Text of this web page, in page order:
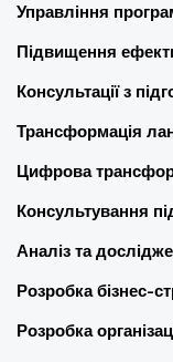
Управління
Підвищення
Консультації з
Трансформація
Цифрова
Консультування
Аналіз та
Розробка бізнес-
Розробка